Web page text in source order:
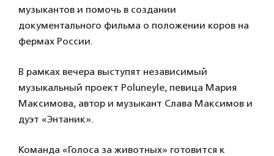
музыкантов и помочь в создании
документального фильма о положении коров на
фермах России.
В рамках вечера выступят независимый
музыкальный проект Poluneyle, певица Мария
Максимова, автор и музыкант Слава Максимов и
дуэт «Энтаник».
Команда «Голоса за животных» готовится к